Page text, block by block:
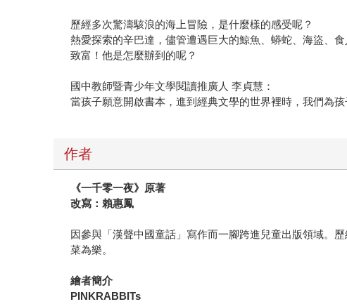
歷經多次驚濤駭浪的海上冒險，是什麼樣的感受呢？
熱愛探索的辛巴達，儘管遭遇巨大的鯨魚、蟒蛇、海盜、
致富！他是怎麼辦到的呢？
國中教師暨青少年文學閱讀推廣人 李貞慧：
當孩子願意開啟書本，進到經典文學的世界裡時，我們為
作者
《一千零一夜》原著
改寫：賴惠鳳
因參與「漢聲中國童話」寫作而一腳跨進兒童出版領域。
菜為樂。
繪者簡介
PINKRABBITs